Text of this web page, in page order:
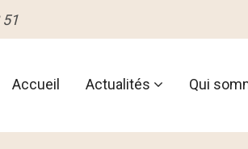
51
Main
navigation
Accueil Actualités Qui